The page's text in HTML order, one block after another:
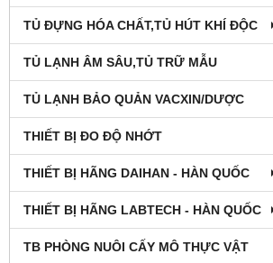
TỦ ĐỰNG HÓA CHẤT,TỦ HÚT KHÍ ĐỘC
TỦ LẠNH ÂM SÂU,TỦ TRỮ MẪU
TỦ LẠNH BẢO QUẢN VACXIN/DƯỢC
THIẾT BỊ ĐO ĐỘ NHỚT
THIẾT BỊ HÃNG DAIHAN - HÀN QUỐC
THIẾT BỊ HÃNG LABTECH - HÀN QUỐC
TB PHÒNG NUÔI CẤY MÔ THỰC VẬT